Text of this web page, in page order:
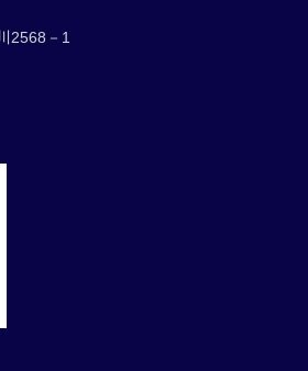
2568－1